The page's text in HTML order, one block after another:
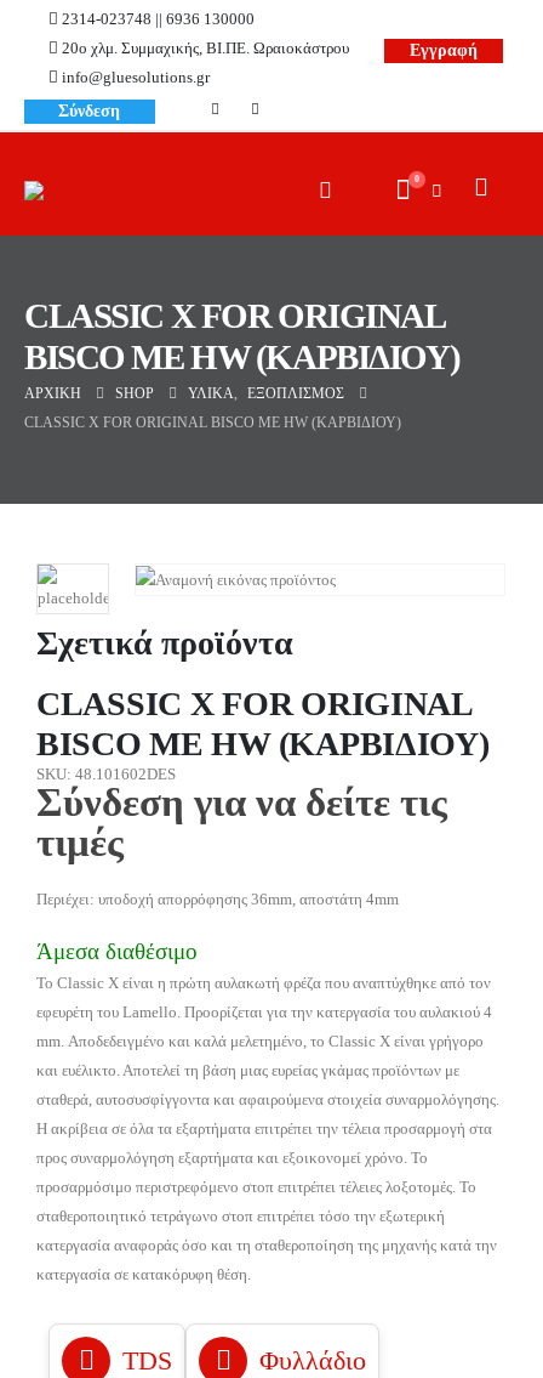
2314-023748 || 6936 130000
20ο χλμ. Συμμαχικής, ΒΙ.ΠΕ. Ωραιοκάστρου
info@gluesolutions.gr
Εγγραφή
Σύνδεση
0
CLASSIC X FOR ORIGINAL
BISCO ΜΕ HW (ΚΑΡΒΙΔΙΟΥ)
ΑΡΧΙΚΉ SHOP ΥΛΙΚΆ,
ΕΞΟΠΛΙΣΜΌΣ
CLASSIC X FOR ORIGINAL BISCO ΜΕ HW (ΚΑΡΒΙΔΙΟΥ)
Σχετικά προϊόντα
CLASSIC X FOR ORIGINAL
BISCO ΜΕ HW (ΚΑΡΒΙΔΙΟΥ)
SKU: 48.101602DES
Σύνδεση για να δείτε τις
τιμές
Περιέχει: υποδοχή απορρόφησης 36mm, αποστάτη 4mm
Άμεσα διαθέσιμο
Το Classic X είναι η πρώτη αυλακωτή φρέζα που αναπτύχθηκε από τον
εφευρέτη του Lamello. Προορίζεται για την κατεργασία του αυλακιού 4
mm. Αποδεδειγμένο και καλά μελετημένο, το Classic X είναι γρήγορο
και ευέλικτο. Αποτελεί τη βάση μιας ευρείας γκάμας προϊόντων με
σταθερά, αυτοσυσφίγγοντα και αφαιρούμενα στοιχεία συναρμολόγησης.
Η ακρίβεια σε όλα τα εξαρτήματα επιτρέπει την τέλεια προσαρμογή στα
προς συναρμολόγηση εξαρτήματα και εξοικονομεί χρόνο. Το
προσαρμόσιμο περιστρεφόμενο στοπ επιτρέπει τέλειες λοξοτομές. Το
σταθεροποιητικό τετράγωνο στοπ επιτρέπει τόσο την εξωτερική
κατεργασία αναφοράς όσο και τη σταθεροποίηση της μηχανής κατά την
κατεργασία σε κατακόρυφη θέση.
TDS Φυλλάδιο